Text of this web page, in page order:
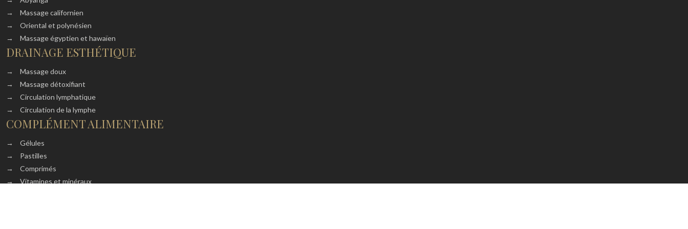
→
Massage californien
→
Oriental et polynésien
→
Massage égyptien et hawaïen
DRAINAGE ESTHÉTIQUE
→
Massage doux
→
Massage détoxifiant
→
Circulation lymphatique
→
Circulation de la lymphe
COMPLÉMENT ALIMENTAIRE
→
Gélules
→
Pastilles
→
Comprimés
→
Vitamines et minéraux